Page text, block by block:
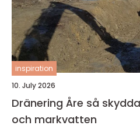
inspiration
10. July 2026
Dränering Åre så skyddar du huset mot fukt
och markvatten